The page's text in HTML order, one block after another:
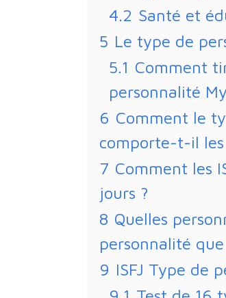
4.2 Santé et
5 Le type de
5.1 Comment
personnalité
6 Comment le
comporte-t-il les
7 Comment les
jours ?
8 Quelles
personnalité
9 ISFJ Type de